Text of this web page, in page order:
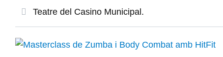
Teatre del Casino Municipal.